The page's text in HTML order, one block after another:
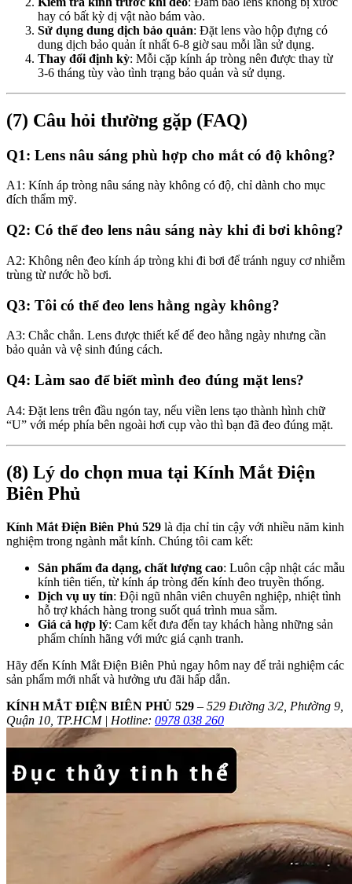
hay có bất kỳ dị vật nào bám vào.
Sử dụng dung dịch bảo quản: Đặt lens vào hộp đựng có
dung dịch bảo quản ít nhất 6-8 giờ sau mỗi lần sử dụng.
Thay đổi định kỳ: Mỗi cặp kính áp tròng nên được thay từ
3-6 tháng tùy vào tình trạng bảo quản và sử dụng.
(7) Câu hỏi thường gặp (FAQ)
Q1: Lens nâu sáng phù hợp cho mắt có độ không?
A1: Kính áp tròng nâu sáng này không có độ, chỉ dành cho mục
đích thẩm mỹ.
Q2: Có thể đeo lens nâu sáng này khi đi bơi không?
A2: Không nên đeo kính áp tròng khi đi bơi để tránh nguy cơ nhiễm
trùng từ nước hồ bơi.
Q3: Tôi có thể đeo lens hằng ngày không?
A3: Chắc chắn. Lens được thiết kế để đeo hằng ngày nhưng cần
bảo quản và vệ sinh đúng cách.
Q4: Làm sao để biết mình đeo đúng mặt lens?
A4: Đặt lens trên đầu ngón tay, nếu viền lens tạo thành hình chữ
“U” với mép phía bên ngoài hơi cụp vào thì bạn đã đeo đúng mặt.
(8) Lý do chọn mua tại Kính Mắt Điện
Biên Phủ
Kính Mắt Điện Biên Phủ 529 là địa chỉ tin cậy với nhiều năm kinh
nghiệm trong ngành mắt kính. Chúng tôi cam kết:
Sản phẩm đa dạng, chất lượng cao: Luôn cập nhật các mẫu
kính tiên tiến, từ kính áp tròng đến kính đeo truyền thống.
Dịch vụ uy tín: Đội ngũ nhân viên chuyên nghiệp, nhiệt tình
hỗ trợ khách hàng trong suốt quá trình mua sắm.
Giá cả hợp lý: Cam kết đưa đến tay khách hàng những sản
phẩm chính hãng với mức giá cạnh tranh.
Hãy đến Kính Mắt Điện Biên Phủ ngay hôm nay để trải nghiệm các
sản phẩm mới nhất và hưởng ưu đãi hấp dẫn.
KÍNH MẮT ĐIỆN BIÊN PHỦ 529 – 529 Đường 3/2, Phường 9,
Quận 10, TP.HCM | Hotline: 0978 038 260